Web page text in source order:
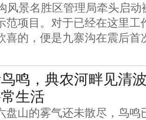
风景名胜区管理局牵头启
范项目。对于已经在这里工
喜的，便是九寨沟在震后首
鸣，典农河畔见
生活
盘山的雾气还未散尽，鸟鸣